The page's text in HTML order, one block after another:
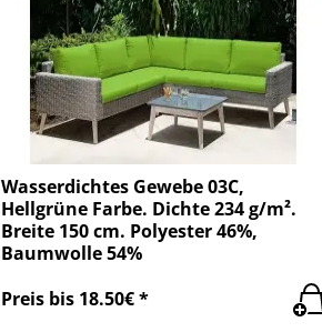
Wasserdichtes Gewebe 03C,
Hellgrüne Farbe. Dichte 234 g/m².
Breite 150 cm. Polyester 46%,
Baumwolle 54%
Preis bis 18.50€ *